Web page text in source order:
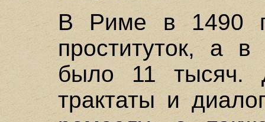
В Риме в 1490
проституток, а
было 11 тысяч.
трактаты и